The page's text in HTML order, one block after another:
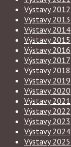
Výstavy 2012
Výstavy 2013
Výstavy 2014
Výstavy 2015
Výstavy 2016
Výstavy 2017
Výstavy 2018
Výstavy 2019
Výstavy 2020
Výstavy 2021
Výstavy 2022
Výstavy 2023
Výstavy 2024
Výstavy 2025